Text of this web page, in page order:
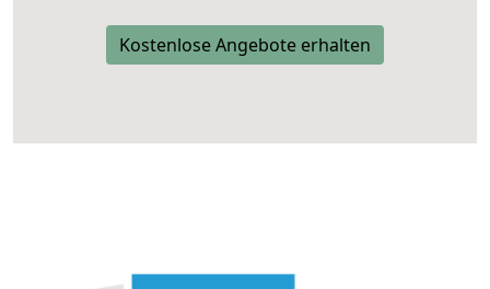
Kostenlose Angebote erhalten